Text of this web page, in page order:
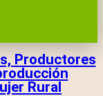
Productores
Rural